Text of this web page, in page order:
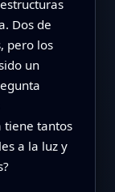
Dos de
pero los
un
tiene tantos
a la luz y